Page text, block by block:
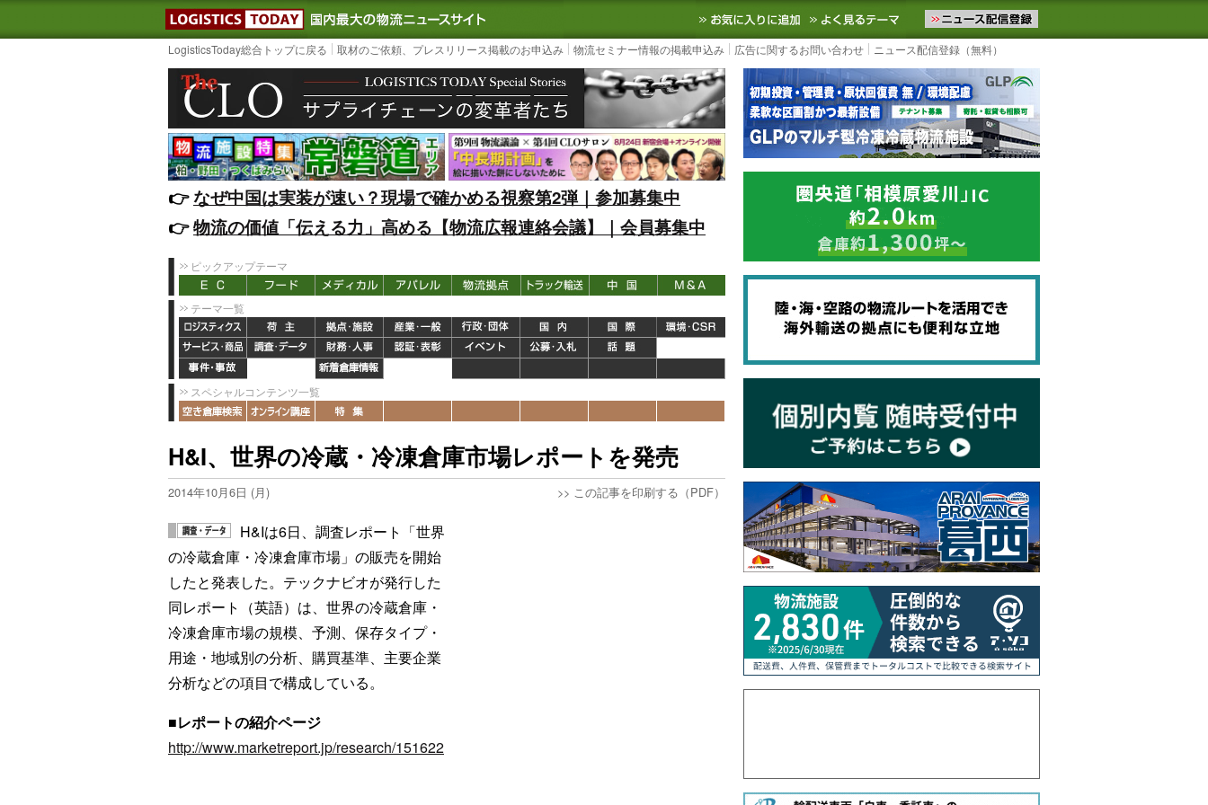
LOGISTICS TODAY｜国内最大の物流ニュースサイト3PL, SCMなど国内外の最新の物流ニュースをお届けします。物流ニュースメール配信を登録す
お気に入りに追加 よく見るテーマ
LogisticsToday総合トップに戻る 取材のご依頼、プレスリリース掲載のお申込み 物流セミナー情報の掲載申込み 広告に関するお問い合わせ ニュース配信登録（無料）
👉️なぜ中国は実装が速い？現場で確かめる視察第2弾｜参加募集中
👉️物流の価値「伝える力」高める【物流広報連絡会議】｜会員募集中
ピックアップテーマ
テーマ一覧
スペシャルコンテンツ一覧
H&I、世界の冷蔵・冷凍倉庫市場レポートを発売
2014年10月6日 (月) >> この記事を印刷する（PDF）
H&Iは6日、調査レポート「世界
の冷蔵倉庫・冷凍倉庫市場」の販売を開始
したと発表した。テックナビオが発行した
同レポート（英語）は、世界の冷蔵倉庫・
冷凍倉庫市場の規模、予測、保存タイプ・
用途・地域別の分析、購買基準、主要企業
分析などの項目で構成している。
■レポートの紹介ページ
http://www.marketreport.jp/research/151622